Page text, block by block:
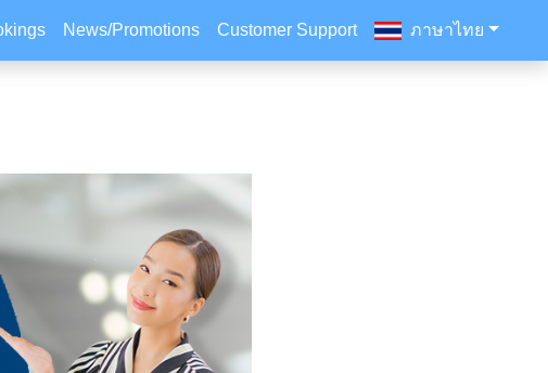
News/Promotions Customer Support ภาษาไทย